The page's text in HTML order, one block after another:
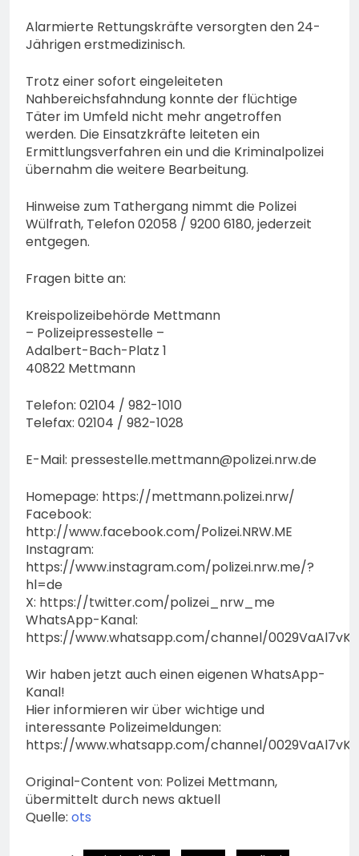
Alarmierte Rettungskräfte versorgten den 24-
Jährigen erstmedizinisch.
Trotz einer sofort eingeleiteten
Nahbereichsfahndung konnte der flüchtige
Täter im Umfeld nicht mehr angetroffen
werden. Die Einsatzkräfte leiteten ein
Ermittlungsverfahren ein und die Kriminalpolizei
übernahm die weitere Bearbeitung.
Hinweise zum Tathergang nimmt die Polizei
Wülfrath, Telefon 02058 / 9200 6180, jederzeit
entgegen.
Fragen bitte an:
Kreispolizeibehörde Mettmann
– Polizeipressestelle –
Adalbert-Bach-Platz 1
40822 Mettmann
Telefon: 02104 / 982-1010
Telefax: 02104 / 982-1028
E-Mail: pressestelle.mettmann@polizei.nrw.de
Homepage: https://mettmann.polizei.nrw/
Facebook:
http://www.facebook.com/Polizei.NRW.ME
Instagram:
https://www.instagram.com/polizei.nrw.me/?
hl=de
X: https://twitter.com/polizei_nrw_me
WhatsApp-Kanal:
https://www.whatsapp.com/channel/
Wir haben jetzt auch einen eigenen WhatsApp-
Kanal!
Hier informieren wir über wichtige und
interessante Polizeimeldungen:
https://www.whatsapp.com/channel/
Original-Content von: Polizei Mettmann,
übermittelt durch news aktuell
Quelle: ots